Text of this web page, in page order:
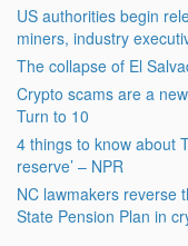
US authorities begin
miners, industry
The collapse of El
Crypto scams are a
Turn to 10
4 things to know about
reserve’ – NPR
NC lawmakers reverse
State Pension Plan in